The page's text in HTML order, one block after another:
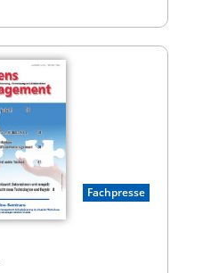
Fachpresse